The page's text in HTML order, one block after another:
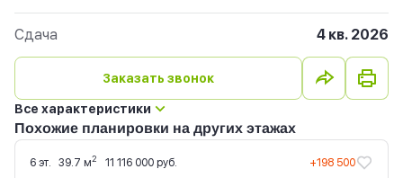
Сдача 4 кв. 2026
Заказать звонок
Все характеристики
Похожие планировки на других этажах
6 эт. 39.7 м2 11 116 000 руб. +198 500